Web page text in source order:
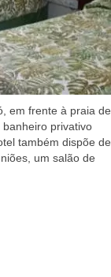
em frente à praia de
privativo
também dispõe de
um salão de